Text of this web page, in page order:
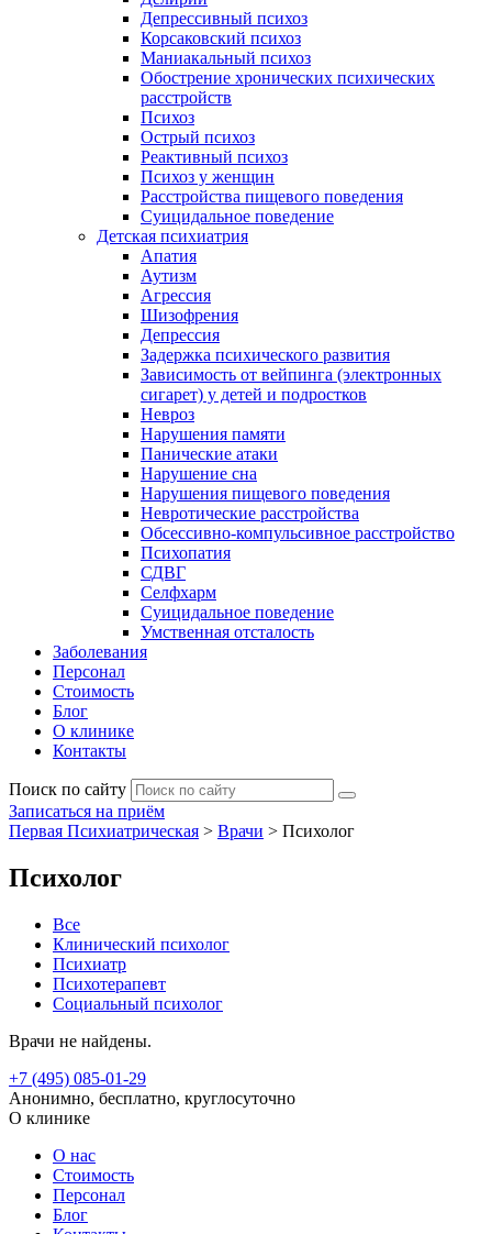
Депрессивный психоз
Корсаковский психоз
Маниакальный психоз
Обострение хронических психических
расстройств
Психоз
Острый психоз
Реактивный психоз
Психоз у женщин
Расстройства пищевого поведения
Суицидальное поведение
Детская психиатрия
Апатия
Аутизм
Агрессия
Шизофрения
Депрессия
Задержка психического развития
Зависимость от вейпинга (электронных
сигарет) у детей и подростков
Невроз
Нарушения памяти
Панические атаки
Нарушение сна
Нарушения пищевого поведения
Невротические расстройства
Обсессивно-компульсивное расстройство
Психопатия
СДВГ
Селфхарм
Суицидальное поведение
Умственная отсталость
Заболевания
Персонал
Стоимость
Блог
О клинике
Контакты
Поиск по сайту
Записаться на приём
Первая Психиатрическая > Врачи > Психолог
Психолог
Все
Клинический психолог
Психиатр
Психотерапевт
Социальный психолог
Врачи не найдены.
+7 (495) 085-01-29
Анонимно, бесплатно, круглосуточно
О клинике
О нас
Стоимость
Персонал
Блог